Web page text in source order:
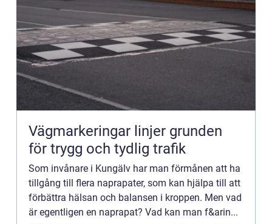
Vägmarkeringar linjer grunden
för trygg och tydlig trafik
Som invånare i Kungälv har man förmånen att ha
tillgång till flera naprapater, som kan hjälpa till att
förbättra hälsan och balansen i kroppen. Men vad
är egentligen en naprapat? Vad kan man f&arin...